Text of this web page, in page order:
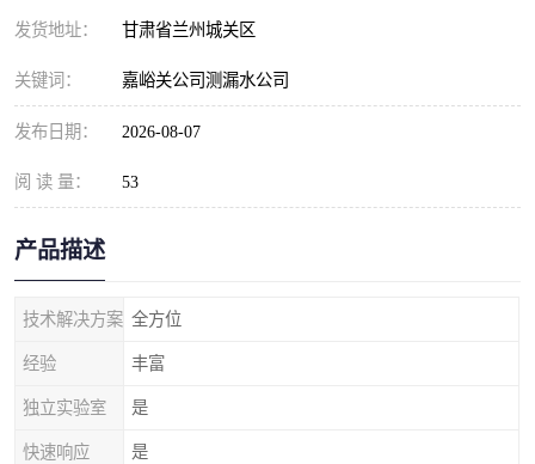
发货地址： 甘肃省兰州城关区
关键词： 嘉峪关公司测漏水公司
发布日期： 2026-08-07
阅 读 量： 53
产品描述
技术解决方案 全方位
经验 丰富
独立实验室 是
快速响应 是